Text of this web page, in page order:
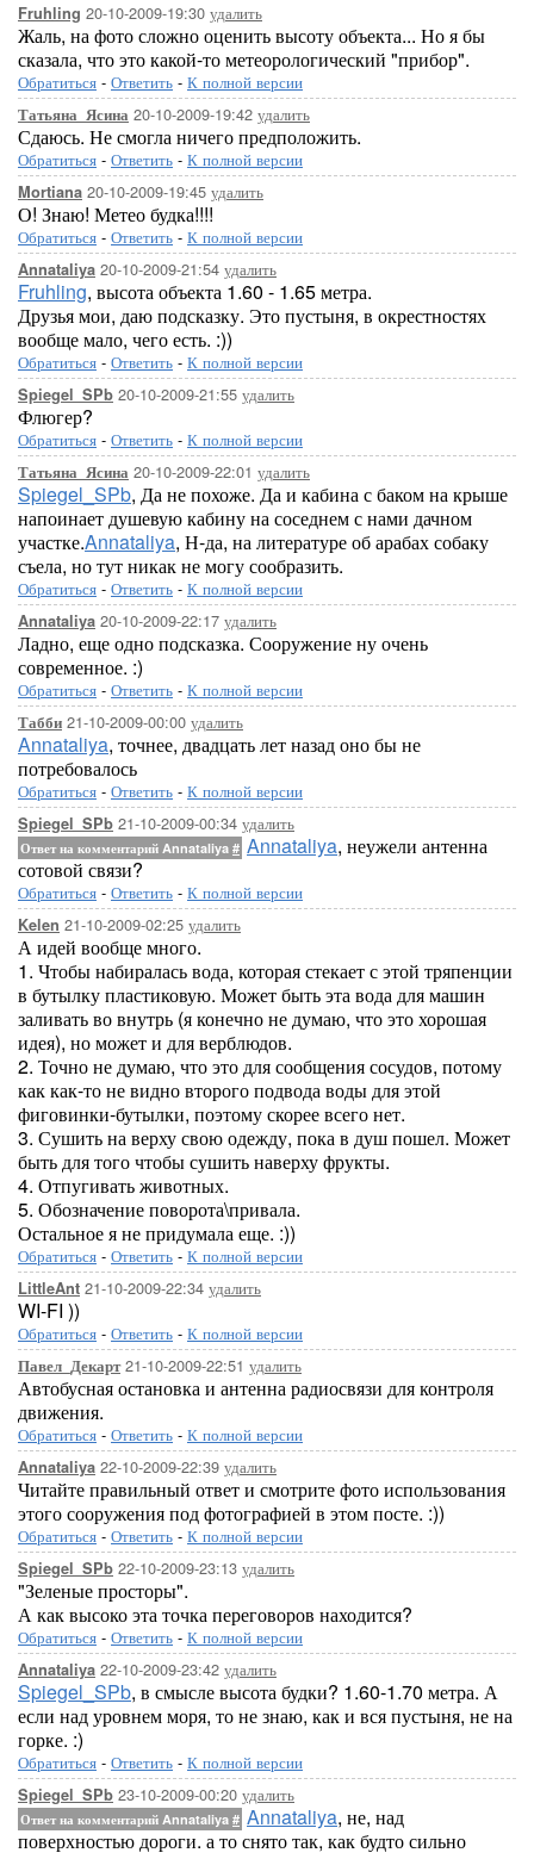
Fruhling 20-10-2009-19:30 удалить
Жаль, на фото сложно оценить высоту объекта... Но я бы
сказала, что это какой-то метеорологический "прибор".
Обратиться - Ответить - К полной версии
Татьяна_Ясина 20-10-2009-19:42 удалить
Сдаюсь. Не смогла ничего предположить.
Обратиться - Ответить - К полной версии
Mortiana 20-10-2009-19:45 удалить
О! Знаю! Метео будка!!!!
Обратиться - Ответить - К полной версии
Annataliya 20-10-2009-21:54 удалить
Fruhling, высота объекта 1.60 - 1.65 метра.
Друзья мои, даю подсказку. Это пустыня, в окрестностях
вообще мало, чего есть. :))
Обратиться - Ответить - К полной версии
Spiegel_SPb 20-10-2009-21:55 удалить
Флюгер?
Обратиться - Ответить - К полной версии
Татьяна_Ясина 20-10-2009-22:01 удалить
Spiegel_SPb, Да не похоже. Да и кабина с баком на крыше
напоинает душевую кабину на соседнем с нами дачном
участке.Annataliya, Н-да, на литературе об арабах собаку
съела, но тут никак не могу сообразить.
Обратиться - Ответить - К полной версии
Annataliya 20-10-2009-22:17 удалить
Ладно, еще одно подсказка. Сооружение ну очень
современное. :)
Обратиться - Ответить - К полной версии
Табби 21-10-2009-00:00 удалить
Annataliya, точнее, двадцать лет назад оно бы не
потребовалось
Обратиться - Ответить - К полной версии
Spiegel_SPb 21-10-2009-00:34 удалить
Ответ на комментарий Annataliya # Annataliya, неужели антенна
сотовой связи?
Обратиться - Ответить - К полной версии
Kelen 21-10-2009-02:25 удалить
А идей вообще много.
1. Чтобы набиралась вода, которая стекает с этой тряпенции
в бутылку пластиковую. Может быть эта вода для машин
заливать во внутрь (я конечно не думаю, что это хорошая
идея), но может и для верблюдов.
2. Точно не думаю, что это для сообщения сосудов, потому
как как-то не видно второго подвода воды для этой
фиговинки-бутылки, поэтому скорее всего нет.
3. Сушить на верху свою одежду, пока в душ пошел. Может
быть для того чтобы сушить наверху фрукты.
4. Отпугивать животных.
5. Обозначение поворота\привала.
Остальное я не придумала еще. :))
Обратиться - Ответить - К полной версии
LittleAnt 21-10-2009-22:34 удалить
WI-FI ))
Обратиться - Ответить - К полной версии
Павел_Декарт21-10-2009-22:51 удалить
Автобусная остановка и антенна радиосвязи для контроля
движения.
Обратиться - Ответить - К полной версии
Annataliya 22-10-2009-22:39 удалить
Читайте правильный ответ и смотрите фото использования
этого сооружения под фотографией в этом посте. :))
Обратиться - Ответить - К полной версии
Spiegel_SPb 22-10-2009-23:13 удалить
"Зеленые просторы".
А как высоко эта точка переговоров находится?
Обратиться - Ответить - К полной версии
Annataliya 22-10-2009-23:42 удалить
Spiegel_SPb, в смысле высота будки? 1.60-1.70 метра. А
если над уровнем моря, то не знаю, как и вся пустыня, не на
горке. :)
Обратиться - Ответить - К полной версии
Spiegel_SPb 23-10-2009-00:20 удалить
Ответ на комментарий Annataliya # Annataliya, не, над
поверхностью дороги. а то снято так, как будто сильно